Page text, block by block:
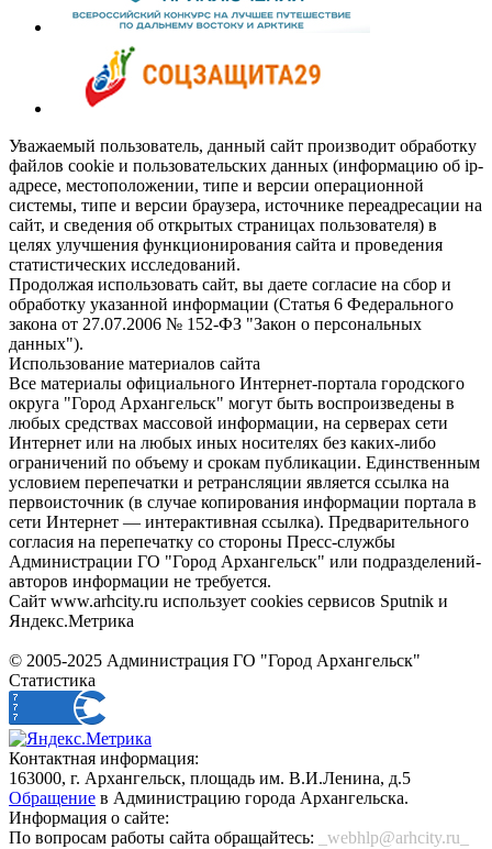
Уважаемый пользователь, данный сайт производит обработку
файлов cookie и пользовательских данных (информацию об ip-
адресе, местоположении, типе и версии операционной
системы, типе и версии браузера, источнике переадресации на
сайт, и сведения об открытых страницах пользователя) в
целях улучшения функционирования сайта и проведения
статистических исследований.
Продолжая использовать сайт, вы даете согласие на сбор и
обработку указанной информации (Статья 6 Федерального
закона от 27.07.2006 № 152-ФЗ "Закон о персональных
данных").
Использование материалов сайта
Все материалы официального Интернет-портала городского
округа "Город Архангельск" могут быть воспроизведены в
любых средствах массовой информации, на серверах сети
Интернет или на любых иных носителях без каких-либо
ограничений по объему и срокам публикации. Единственным
условием перепечатки и ретрансляции является ссылка на
первоисточник (в случае копирования информации портала в
сети Интернет — интерактивная ссылка). Предварительного
согласия на перепечатку со стороны Пресс-службы
Администрации ГО "Город Архангельск" или подразделений-
авторов информации не требуется.
Сайт www.arhcity.ru использует cookies сервисов Sputnik и
Яндекс.Метрика
© 2005-2025 Администрация ГО "Город Архангельск"
Статистика
Контактная информация:
163000, г. Архангельск, площадь им. В.И.Ленина, д.5
Обращение в Администрацию города Архангельска.
Информация о сайте:
По вопросам работы сайта обращайтесь:
_webhlp@arhcity.ru_